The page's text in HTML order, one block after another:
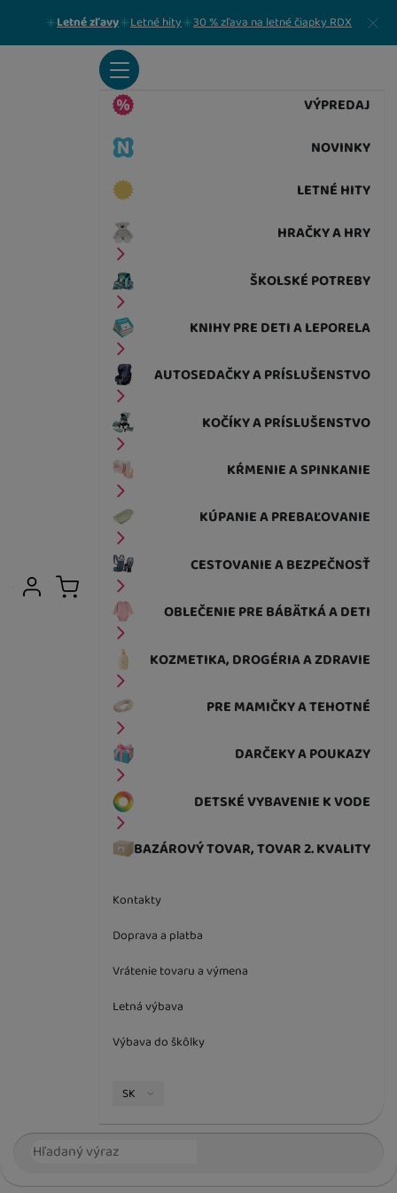
Letné zľavy Letné hity 30 % zľava na letné čiapky RDX Zavrieť
VÝPREDAJ
NOVINKY
LETNÉ HITY
HRAČKY A HRY
ŠKOLSKÉ POTREBY
KNIHY PRE DETI A LEPORELA
AUTOSEDAČKY A PRÍSLUŠENSTVO
KOČÍKY A PRÍSLUŠENSTVO
KŔMENIE A SPINKANIE
KÚPANIE A PREBAĽOVANIE
CESTOVANIE A BEZPEČNOSŤ
OBLEČENIE PRE BÁBÄTKÁ A DETI
KOZMETIKA, DROGÉRIA A ZDRAVIE
PRE MAMIČKY A TEHOTNÉ
DARČEKY A POUKAZY
DETSKÉ VYBAVENIE K VODE
BAZÁROVÝ TOVAR, TOVAR 2. KVALITY
Kontakty
Doprava a platba
Vrátenie tovaru a výmena
Letná výbava
Výbava do škôlky
Jazyková verzia
SK
Vyhľadávanie
Užívateľská sekcia
Prihlásiť sa
Košík